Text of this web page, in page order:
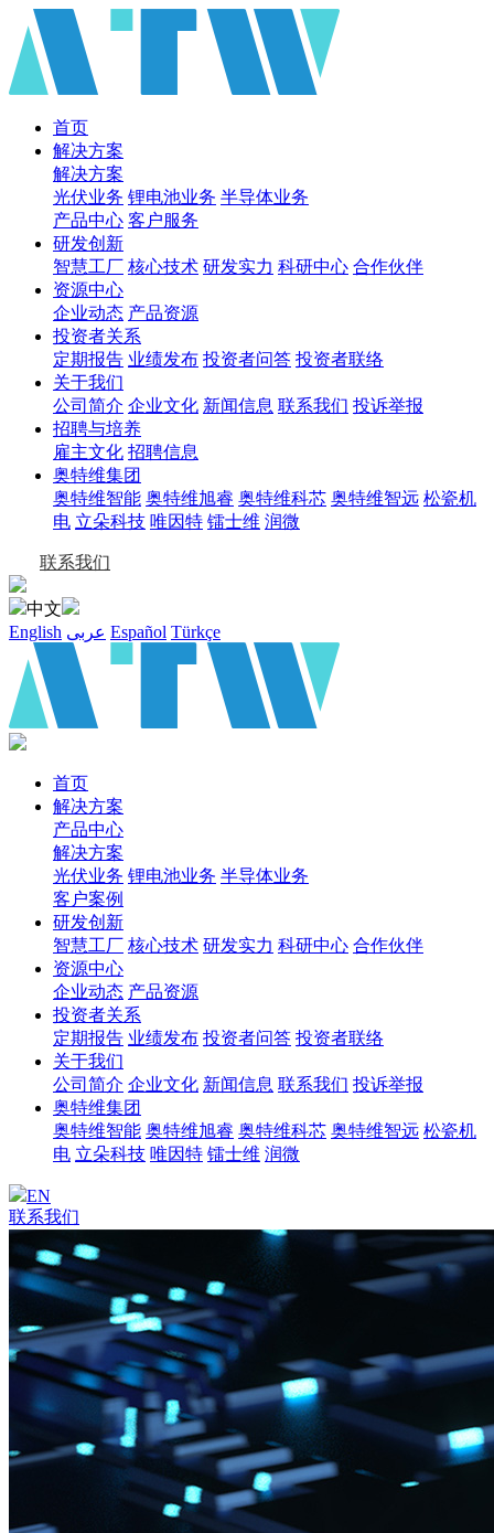
首页
解决方案
解决方案
光伏业务 锂电池业务 半导体业务
产品中心 客户服务
研发创新
智慧工厂 核心技术 研发实力 科研中心 合作伙伴
资源中心
企业动态 产品资源
投资者关系
定期报告 业绩发布 投资者问答 投资者联络
关于我们
公司简介 企业文化 新闻信息 联系我们 投诉举报
招聘与培养
雇主文化 招聘信息
奥特维集团
奥特维智能 奥特维旭睿 奥特维科芯 奥特维智远 松瓷机
电 立朵科技 唯因特 镭士维 润微
联系我们
中文
English عربى Español Türkçe
首页
解决方案
产品中心
解决方案
光伏业务 锂电池业务 半导体业务
客户案例
研发创新
智慧工厂 核心技术 研发实力 科研中心 合作伙伴
资源中心
企业动态 产品资源
投资者关系
定期报告 业绩发布 投资者问答 投资者联络
关于我们
公司简介 企业文化 新闻信息 联系我们 投诉举报
奥特维集团
奥特维智能 奥特维旭睿 奥特维科芯 奥特维智远 松瓷机
电 立朵科技 唯因特 镭士维 润微
EN
联系我们